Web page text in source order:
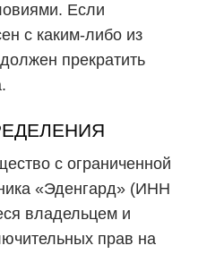
Если
с каким-либо из
прекратить
с ограниченной
«Эденгард» (ИНН
владельцем и
прав на